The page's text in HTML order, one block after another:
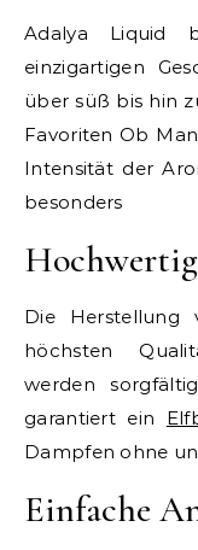
Adalya Liquid
einzigartigen
über süß bis hin
Favoriten Ob
Intensität der
besonders
Die Herstellung
höchsten
werden
garantiert ein
Dampfen ohne
Einfache